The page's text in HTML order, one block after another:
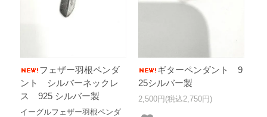
フェザー羽根ペンダ
ント シルバーネックレ
ス 925 シルバー製
イーグルフェザー羽根ペンダ
ギターペンダント 9
25シルバー製
2,500円(税込2,750円)